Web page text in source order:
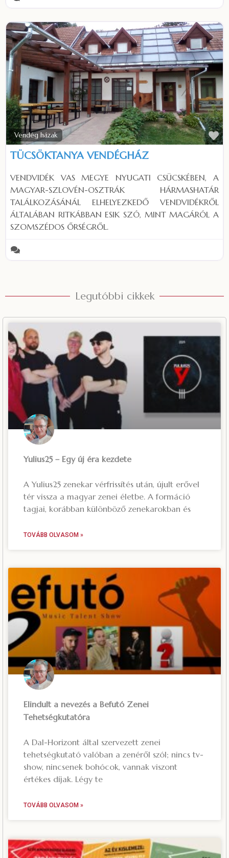
Vendég házak
TÜCSÖKTANYA VENDÉGHÁZ
VENDVIDÉK VAS MEGYE NYUGATI CSÜCSKÉBEN, A
MAGYAR-SZLOVÉN-OSZTRÁK HÁRMASHATÁR
TALÁLKOZÁSÁNÁL ELHELYEZKEDŐ VENDVIDÉKRŐL
ÁLTALÁBAN RITKÁBBAN ESIK SZÓ, MINT MAGÁRÓL A
SZOMSZÉDOS ŐRSÉGRŐL.
Legutóbbi cikkek
Yulius25 – Egy új éra kezdete
A Yulius25 zenekar vérfrissítés után, újult erővel
tér vissza a magyar zenei életbe. A formáció
tagjai, korábban különböző zenekarokban és
TOVÁBB OLVASOM »
Elindult a nevezés a Befutó Zenei
Tehetségkutatóra
A Dal-Horizont által szervezett zenei
tehetségkutató valóban a zenéről szól; nincs tv-
show, nincsenek bohócok, vannak viszont
értékes díjak. Légy te
TOVÁBB OLVASOM »